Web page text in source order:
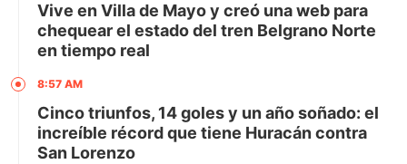
Vive en Villa de Mayo y creó una web para
chequear el estado del tren Belgrano Norte
en tiempo real
8:57 AM
Cinco triunfos, 14 goles y un año soñado: el
increíble récord que tiene Huracán contra
San Lorenzo